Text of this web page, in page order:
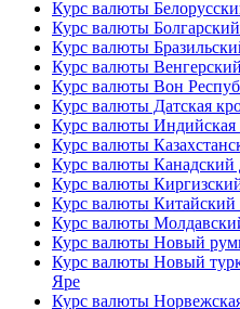
Курс валюты
Курс валюты
Курс валюты
Курс валюты
Курс валюты Вон
Курс валюты Датская
Курс валюты
Курс валюты
Курс валюты Канадский
Курс валюты
Курс валюты
Курс валюты
Курс валюты Новый
Курс валюты Новый
Яре
Курс валюты